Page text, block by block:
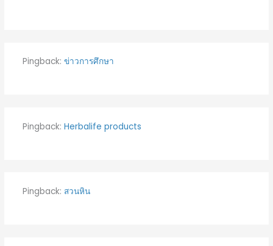
Pingback: ข่าวการศึกษา
Pingback: Herbalife products
Pingback: สวนหิน